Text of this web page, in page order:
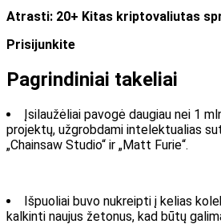
Atrasti: 20+ Kitas kriptovaliutas
Prisijunkite
Pagrindiniai takeliai
Įsilaužėliai pavogė daugiau nei 1
projektų, užgrobdami intelektualias
„Chainsaw Studio“ ir „Matt Furie“.
Išpuoliai buvo nukreipti į kelias
kalkinti naujus žetonus, kad būtų